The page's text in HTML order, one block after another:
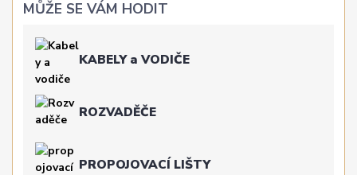
MŮŽE SE VÁM HODIT
KABELY a VODIČE
ROZVADĚČE
PROPOJOVACÍ LIŠTY